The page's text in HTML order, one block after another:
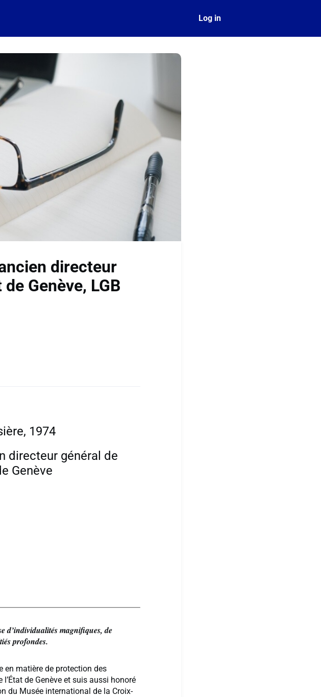
Log in
directeur
Genève, LGB
1974
directeur général de
Genève
d’individualités magnifiques, de
profondes.
matière de protection des
de Genève et suis aussi honoré
du Musée international de la Croix-